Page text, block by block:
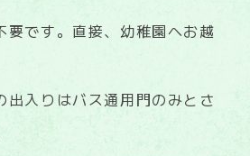
です。直接、幼稚園へお越
入りはバス通用門のみとさ